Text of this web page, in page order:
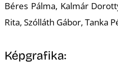
Béres Pálma, Kalmár
Rita, Szólláth Gábor, Tanka
Képgrafika: